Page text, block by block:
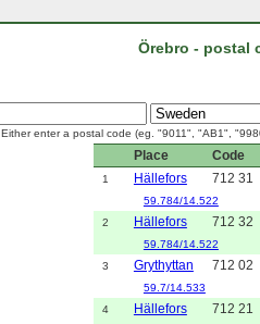
Örebro - postal
Either enter a postal code (eg. "9011", "AB1",
Place Code
1 Hällefors 712 31
59.784/14.522
2
Hällefors 712 32
59.784/14.522
3
Grythyttan 712 02
59.7/14.533
4
Hällefors 712 21